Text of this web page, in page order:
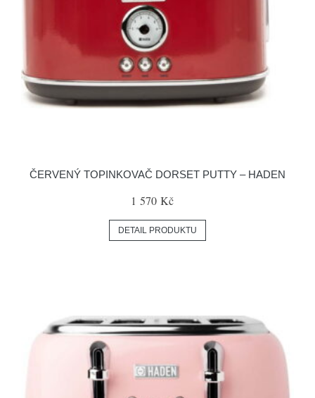
ČERVENÝ TOPINKOVAČ DORSET PUTTY – HADEN
1 570 Kč
DETAIL PRODUKTU